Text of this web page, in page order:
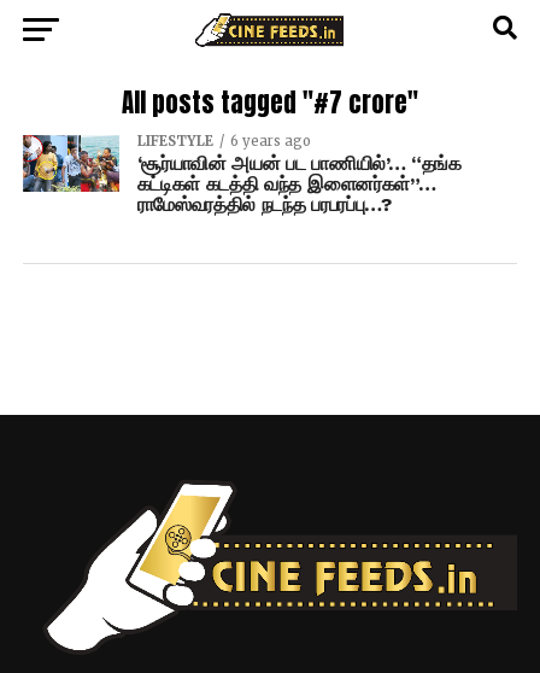
All posts tagged "#7 crore"
LIFESTYLE 6 years ago
‘சூர்யாவின் அயன் பட பாணியில்’… “தங்க
கட்டிகள் கடத்தி வந்த இளைனர்கள்”…
ராமேஸ்வரத்தில் நடந்த பரபரப்பு…?